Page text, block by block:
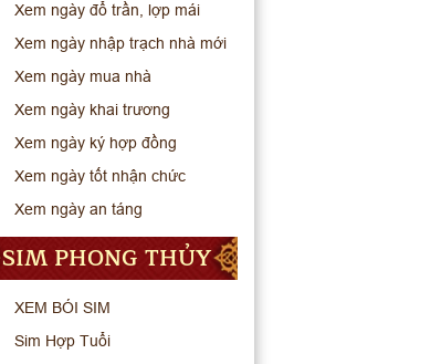
Xem ngày đổ trần, lợp mái
Xem ngày nhập trạch nhà mới
Xem ngày mua nhà
Xem ngày khai trương
Xem ngày ký hợp đồng
Xem ngày tốt nhận chức
Xem ngày an táng
SIM PHONG THỦY
XEM BÓI SIM
Sim Hợp Tuổi